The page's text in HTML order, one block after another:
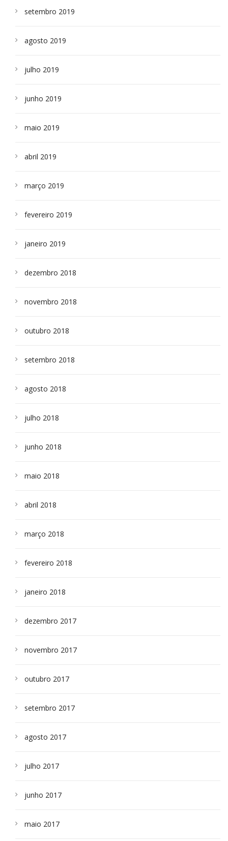
setembro 2019
agosto 2019
julho 2019
junho 2019
maio 2019
abril 2019
março 2019
fevereiro 2019
janeiro 2019
dezembro 2018
novembro 2018
outubro 2018
setembro 2018
agosto 2018
julho 2018
junho 2018
maio 2018
abril 2018
março 2018
fevereiro 2018
janeiro 2018
dezembro 2017
novembro 2017
outubro 2017
setembro 2017
agosto 2017
julho 2017
junho 2017
maio 2017